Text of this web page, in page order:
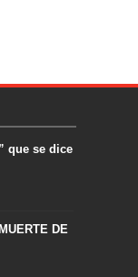
que se dice
DE